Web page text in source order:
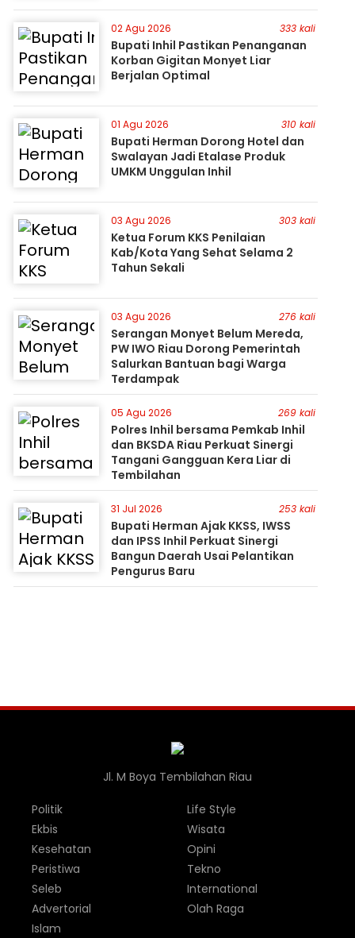
02 Agu 2026 333 kali
Bupati Inhil Pastikan Penanganan
Korban Gigitan Monyet Liar
Berjalan Optimal
01 Agu 2026 310 kali
Bupati Herman Dorong Hotel dan
Swalayan Jadi Etalase Produk
UMKM Unggulan Inhil
03 Agu 2026 303 kali
Ketua Forum KKS Penilaian
Kab/Kota Yang Sehat Selama 2
Tahun Sekali
03 Agu 2026 276 kali
Serangan Monyet Belum Mereda,
PW IWO Riau Dorong Pemerintah
Salurkan Bantuan bagi Warga
Terdampak
05 Agu 2026 269 kali
Polres Inhil bersama Pemkab Inhil
dan BKSDA Riau Perkuat Sinergi
Tangani Gangguan Kera Liar di
Tembilahan
31 Jul 2026 253 kali
Bupati Herman Ajak KKSS, IWSS
dan IPSS Inhil Perkuat Sinergi
Bangun Daerah Usai Pelantikan
Pengurus Baru
Jl. M Boya Tembilahan Riau
Politik
Ekbis
Kesehatan
Peristiwa
Seleb
Advertorial
Life Style
Wisata
Opini
Tekno
International
Olah Raga
Islam